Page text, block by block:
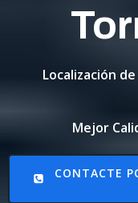
Localización
Mejor
CONTACTE